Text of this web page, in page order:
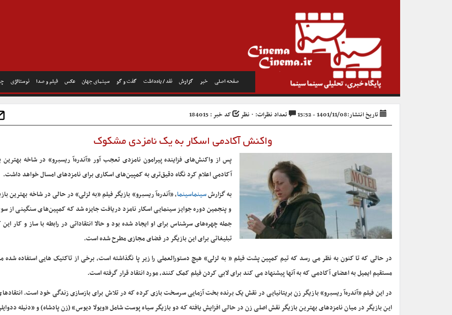
صفحه اصلی خبر گزارش نقد / یادداشت گفت و گو سینمای جهان عکس فیلم و صدا نوستالژی
تاریخ انتشار:1401/11/08 - 15:52 تعداد نظرات: ۰ نظر کد خبر : 184015
واکنش آکادمی اسکار به یک نامزدی مشکوک
پس از واکنش‌های فزاینده پیرامون نامزدی تعجب آور «آندره‌آ ریسبرو» در شاخه بهترین
آکادمی اعلام کرد نگاه دقیق‌تری به کمپین‌های اسکاری برای نامزدهای امسال خواهد داشت.
به گزارشسینماسینما، «آندره‌آ ریسبرو» بازیگر فیلم «به لزلی» در حالی در شاخه بهترین
و پنجمین دوره جوایز سینمایی اسکار نامزد دریافت جایزه شد که کمپین‌های سنگینی از
جمله چهره‌های سرشناس برای او ایجاد شده بود و حالا انتقاداتی در رابطه با ساز و کار
تبلیغاتی برای این بازیگر در فضای مجازی مطرح شده است.
در حالی که تا کنون به نظر می رسد که تیم کمپین پشت فیلم « به لزلی» هیچ دستورالعملی را زیر پا نگذاشته است، برخی از تاکتیک هایی استفاده شده
مستقیم ایمیل به اعضای آکادمی که به آنها پیشنهاد می کند برای لابی کردن فیلم کمک کنند، مورد انتقاد قرار گرفته است.
در این فیلم «آندره‌آ ریسبرو» بازیگر زن بریتانیایی در نقش یک برنده بخت آزمایی سرسخت بازی کرده که در تلاش برای بازسازی زندگی خود است.
این بازیگر در میان نامزدهای بهترین بازیگر نقش اصلی زن در حالی افزایش یافته که دو بازیگر سیاه پوست شامل «ویولا دیوس» (زن پادشاه) و «دنیله